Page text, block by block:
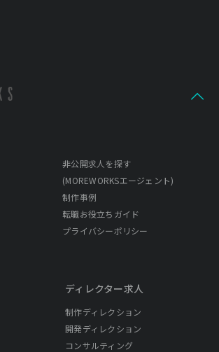
非公開求人を探す
(MOREWORKSエージェント)
制作事例
転職お役立ちガイド
プライバシーポリシー
ディレクター求人
制作ディレクション
開発ディレクション
コンサルティング